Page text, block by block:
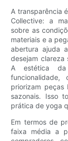
A transparência
Collective: a
sobre as
materiais e a
abertura ajuda
desejam clareza
A estética
priorizam
sazonais. Isso
prática de yoga
Em termos de
faixa média a